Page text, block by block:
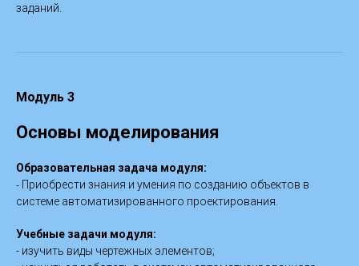
заданий.
Модуль 3
Основы моделирования
Образовательная задача модуля:
- Приобрести знания и умения по созданию объектов в
системе автоматизированного проектирования.
Учебные задачи модуля:
- изучить виды чертежных элементов;